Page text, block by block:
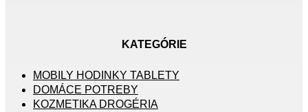
KATEGÓRIE
MOBILY HODINKY TABLETY
DOMÁCE POTREBY
KOZMETIKA DROGÉRIA